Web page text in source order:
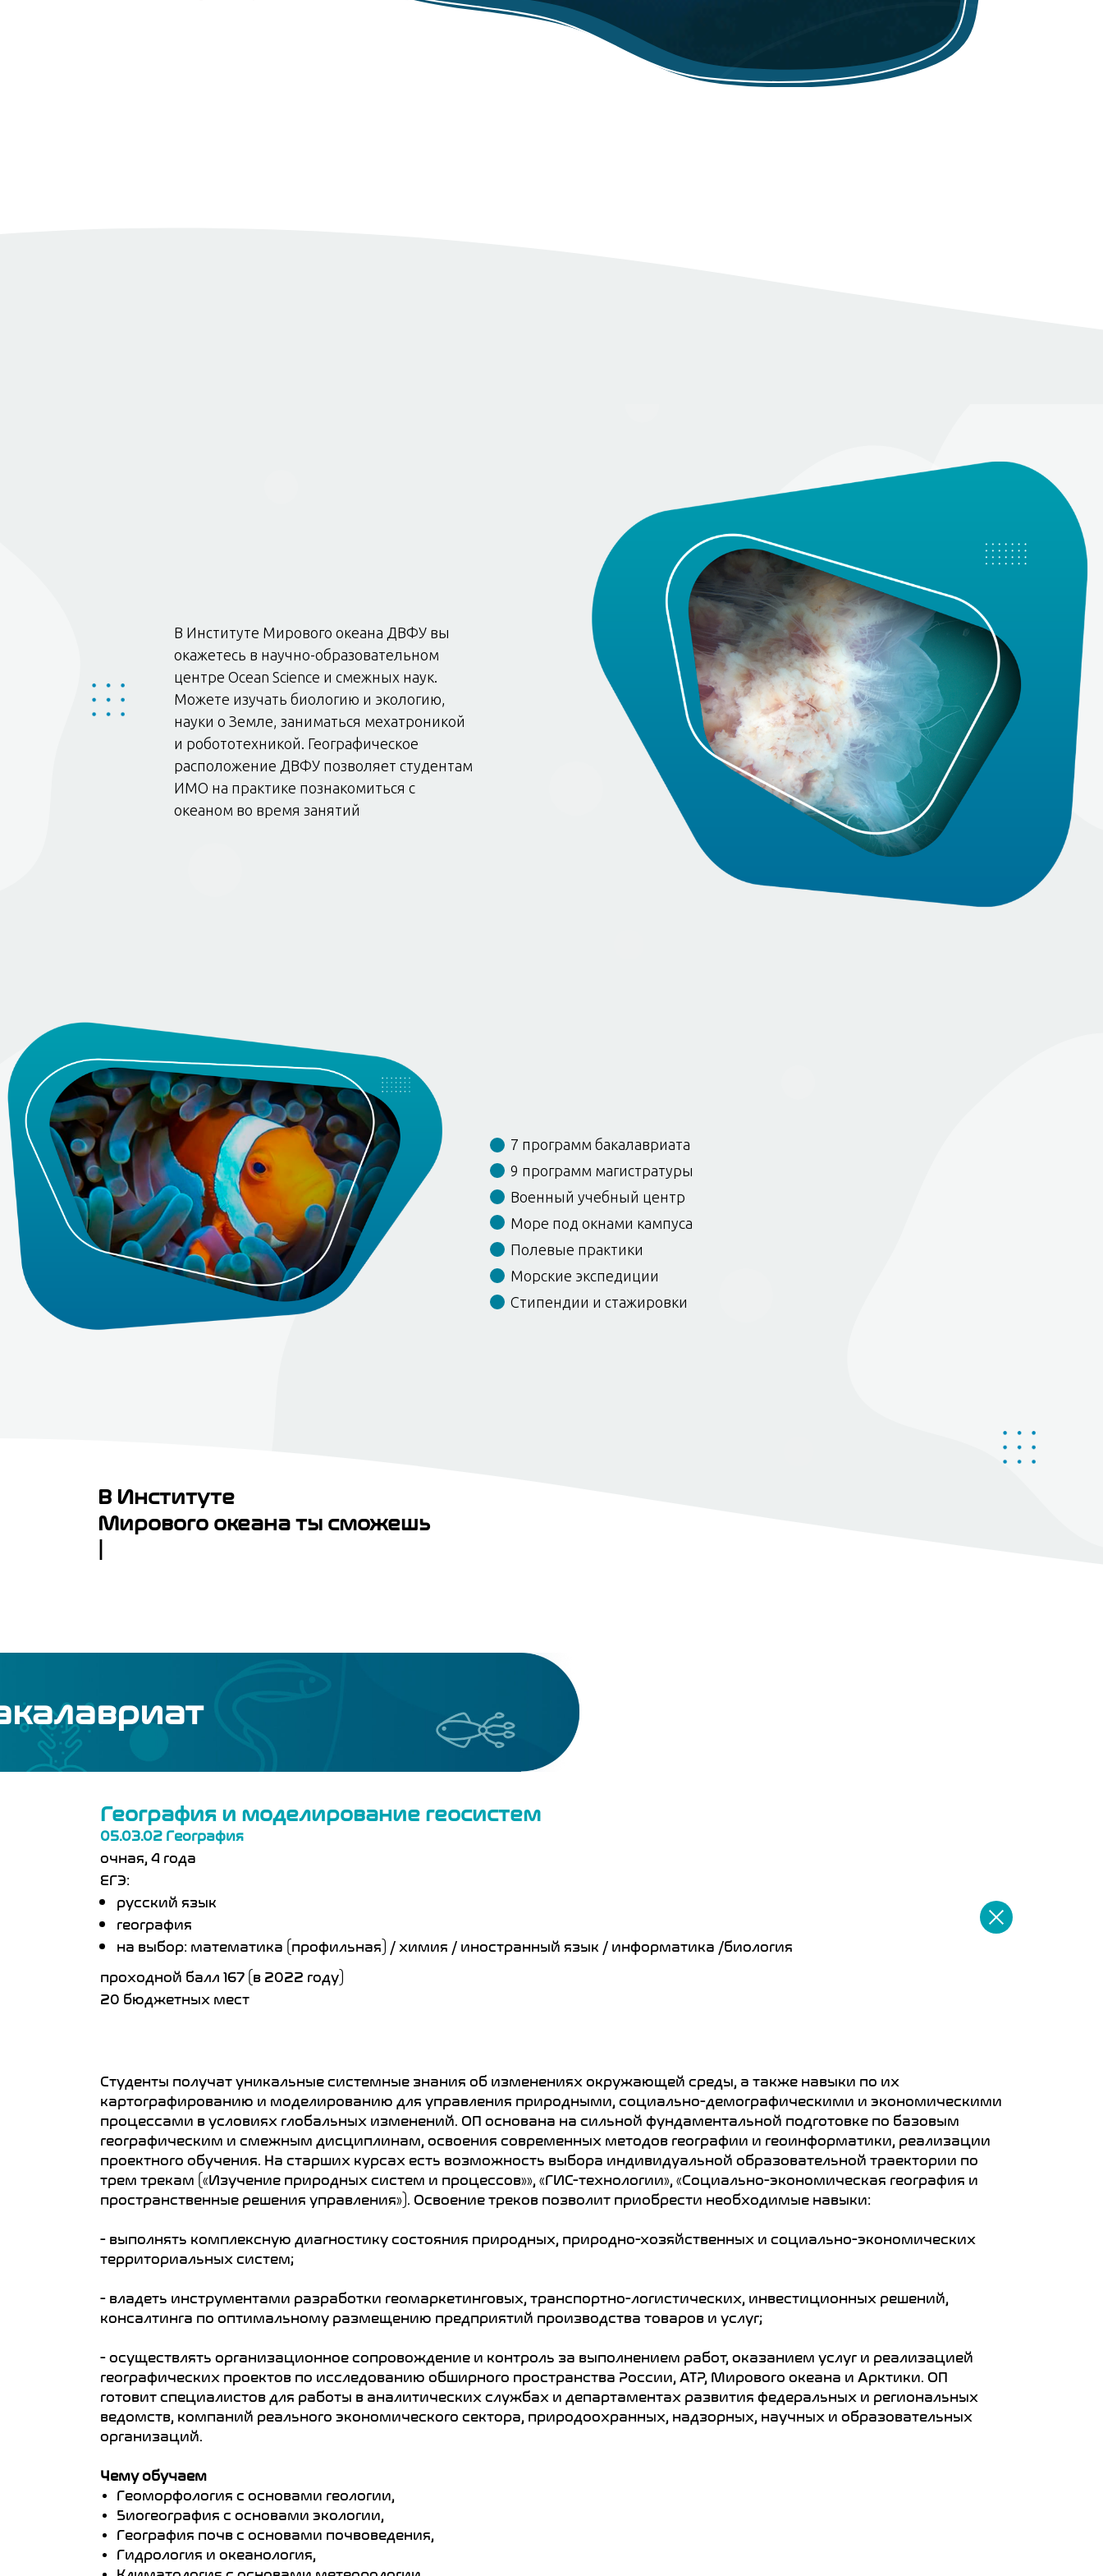
В Институте Мирового океана ДВФУ вы
окажетесь в научно-образовательном
центре Ocean Science и смежных наук.
Можете изучать биологию и экологию,
науки о Земле, заниматься мехатроникой
и робототехникой. Географическое
расположение ДВФУ позволяет студентам
ИМО на практике познакомиться с
океаном во время занятий
7 программ бакалавриата
9 программ магистратуры
Военный учебный центр
Море под окнами кампуса
Полевые практики
Морские экспедиции
Стипендии и стажировки
В Институте
Мирового океана ты сможешь
География и моделирование геосистем
05.03.02 География
очная, 4 года
ЕГЭ:
русский язык
география
на выбор: математика (профильная) / химия / иностранный язык / информатика /биология
проходной балл 167 (в 2022 году)
20 бюджетных мест
Студенты получат уникальные системные знания об изменениях окружающей среды, а также навыки по их
картографированию и моделированию для управления природными, социально-демографическими и экономическими
процессами в условиях глобальных изменений. ОП основана на сильной фундаментальной подготовке по базовым
географическим и смежным дисциплинам, освоения современных методов географии и геоинформатики, реализации
проектного обучения. На старших курсах есть возможность выбора индивидуальной образовательной траектории по
трем трекам («Изучение природных систем и процессов»», «ГИС-технологии», «Социально-экономическая география и
пространственные решения управления»). Освоение треков позволит приобрести необходимые навыки:
- выполнять комплексную диагностику состояния природных, природно-хозяйственных и социально-экономических
территориальных систем;
- владеть инструментами разработки геомаркетинговых, транспортно-логистических, инвестиционных решений,
консалтинга по оптимальному размещению предприятий производства товаров и услуг;
- осуществлять организационное сопровождение и контроль за выполнением работ, оказанием услуг и реализацией
географических проектов по исследованию обширного пространства России, АТР, Мирового океана и Арктики. ОП
готовит специалистов для работы в аналитических службах и департаментах развития федеральных и региональных
ведомств, компаний реального экономического сектора, природоохранных, надзорных, научных и образовательных
организаций.
Чему обучаем
Геоморфология с основами геологии,
Биогеография с основами экологии,
География почв с основами почвоведения,
Гидрология и океанология,